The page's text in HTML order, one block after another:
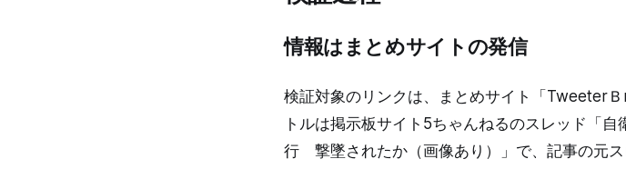
情報はまとめサイトの発信
検証対象のリンクは、まとめサイト「Tweeter
トルは掲示板サイト5ちゃんねるのスレッド「
行 撃墜されたか（画像あり）」で、記事の元ス